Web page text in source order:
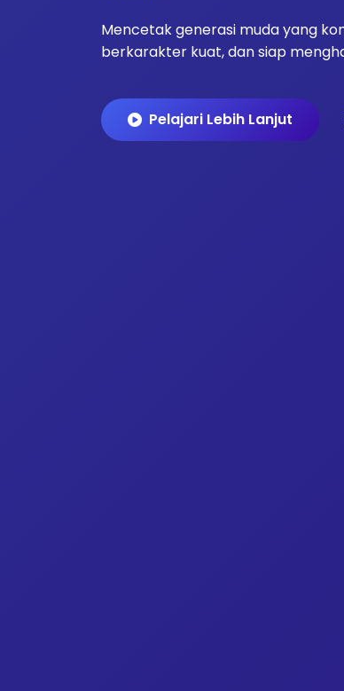
Mencetak generasi muda yang
berkarakter kuat, dan siap
Pelajari Lebih Lanjut